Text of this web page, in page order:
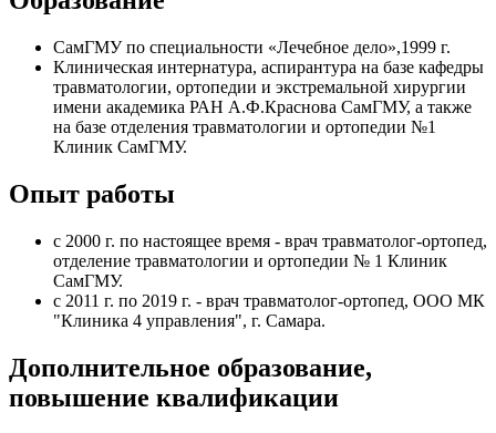
СамГМУ по специальности «Лечебное дело»,1999 г.
Клиническая интернатура, аспирантура на базе кафедры
травматологии, ортопедии и экстремальной хирургии
имени академика РАН А.Ф.Краснова СамГМУ, а также
на базе отделения травматологии и ортопедии №1
Клиник СамГМУ.
Опыт работы
с 2000 г. по настоящее время - врач травматолог-ортопед,
отделение травматологии и ортопедии № 1 Клиник
СамГМУ.
с 2011 г. по 2019 г. - врач травматолог-ортопед, ООО МК
"Клиника 4 управления", г. Самара.
Дополнительное образование,
повышение квалификации